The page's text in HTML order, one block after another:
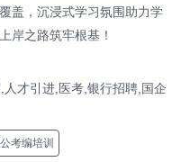
盖，沉浸式学习氛围助力学
岸之路筑牢根基！
才引进,医考,银行招聘,国企
考编培训